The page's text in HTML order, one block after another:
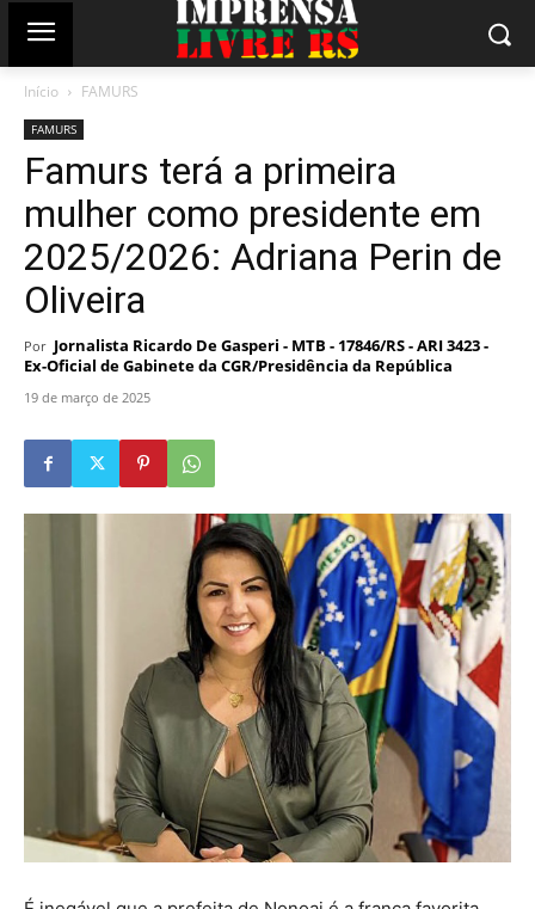
Início FAMURS
FAMURS
Famurs terá a primeira
mulher como presidente em
2025/2026: Adriana Perin de
Oliveira
Por Jornalista Ricardo De Gasperi - MTB - 17846/RS - ARI 3423 -
Ex-Oficial de Gabinete da CGR/Presidência da República
19 de março de 2025